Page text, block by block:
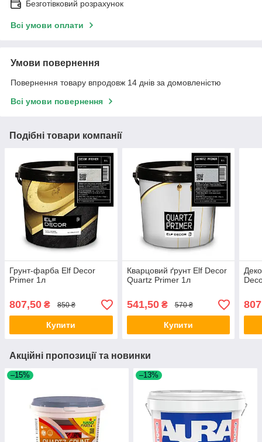
Безготівковий розрахунок
Всі умови оплати
Умови повернення
Повернення товару впродовж 14 днів за домовленістю
Всі умови повернення
Подібні товари компанії
Грунт-фарба Elf Decor
Primer 1л
807,50 ₴ 850 ₴
Купити
Кварцовий ґрунт Elf Decor
Quartz Primer 1л
541,50₴ 570 ₴
Купити
Акційні пропозиції та новинки
–15% –13%